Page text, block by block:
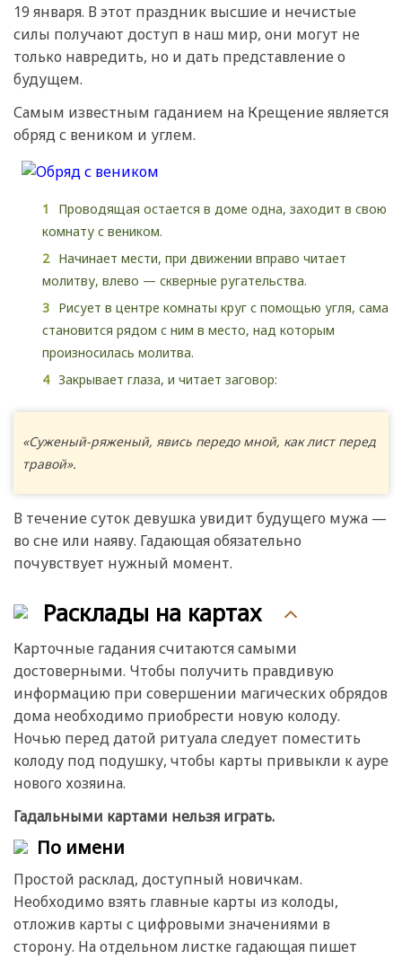
19 января. В этот праздник высшие и нечистые
силы получают доступ в наш мир, они могут не
только навредить, но и дать представление о
будущем.
Самым известным гаданием на Крещение является
обряд с веником и углем.
Проводящая остается в доме одна, заходит в свою
комнату с веником.
Начинает мести, при движении вправо читает
молитву, влево — скверные ругательства.
Рисует в центре комнаты круг с помощью угля, сама
становится рядом с ним в место, над которым
произносилась молитва.
Закрывает глаза, и читает заговор:
«Суженый-ряженый, явись передо мной, как лист перед
травой».
В течение суток девушка увидит будущего мужа —
во сне или наяву. Гадающая обязательно
почувствует нужный момент.
Расклады на картах
Карточные гадания считаются самыми
достоверными. Чтобы получить правдивую
информацию при совершении магических обрядов
дома необходимо приобрести новую колоду.
Ночью перед датой ритуала следует поместить
колоду под подушку, чтобы карты привыкли к ауре
нового хозяина.
Гадальными картами нельзя играть.
По имени
Простой расклад, доступный новичкам.
Необходимо взять главные карты из колоды,
отложив карты с цифровыми значениями в
сторону. На отдельном листке гадающая пишет